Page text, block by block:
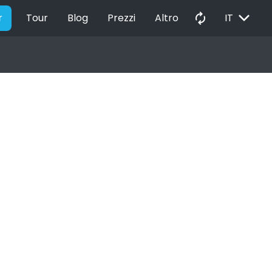
Tour Blog Prezzi Altro autorenew IT EXPAND_MORE